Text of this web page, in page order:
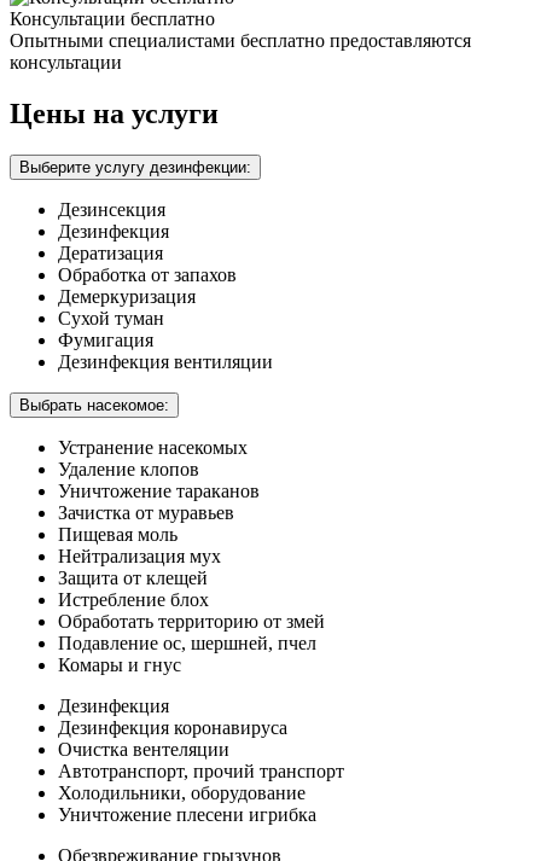
Консультации бесплатно
Опытными специалистами бесплатно предоставляются
консультации
Цены на услуги
Выберите услугу дезинфекции:
Дезинсекция
Дезинфекция
Дератизация
Обработка от запахов
Демеркуризация
Сухой туман
Фумигация
Дезинфекция вентиляции
Выбрать насекомое:
Устранение насекомых
Удаление клопов
Уничтожение тараканов
Зачистка от муравьев
Пищевая моль
Нейтрализация мух
Защита от клещей
Истребление блох
Обработать территорию от змей
Подавление ос, шершней, пчел
Комары и гнус
Дезинфекция
Дезинфекция коронавируса
Очистка вентеляции
Автотранспорт, прочий транспорт
Холодильники, оборудование
Уничтожение плесени игрибка
Обезвреживание грызунов